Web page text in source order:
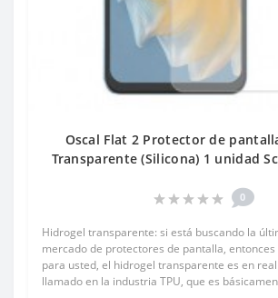
Oscal Flat 2 Protector de
Transparente (Silicona) 1 unidad
0
Hidrogel transparente: si está buscando la
mercado de protectores de pantalla,
para usted, el hidrogel transparente es en
llamado en la industria TPU, que es